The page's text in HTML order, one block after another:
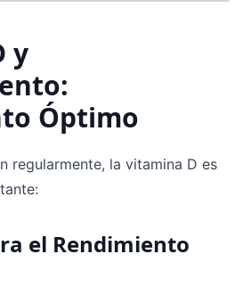
y
Óptimo
regularmente, la vitamina D es
el Rendimiento